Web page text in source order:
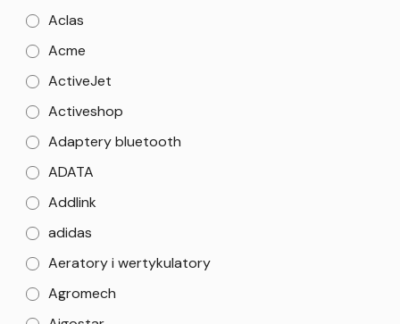
Aclas
Acme
ActiveJet
Activeshop
Adaptery bluetooth
ADATA
Addlink
adidas
Aeratory i wertykulatory
Agromech